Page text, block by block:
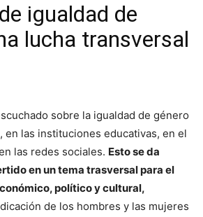
igualdad de
lucha transversal
sobre la igualdad de género
en las instituciones educativas, en el
las redes sociales. Esto se da
en un tema trasversal para el
político y cultural,
de los hombres y las mujeres